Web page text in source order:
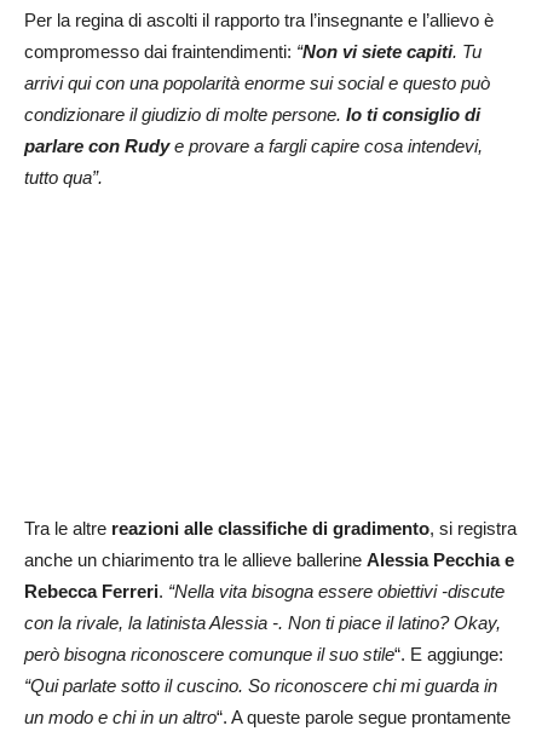
Per la regina di ascolti il rapporto tra l’insegnante e l’allievo è
compromesso dai fraintendimenti: “Non vi siete capiti. Tu
arrivi qui con una popolarità enorme sui social e questo può
condizionare il giudizio di molte persone. Io ti consiglio di
parlare con Rudye provare a fargli capire cosa intendevi,
tutto qua”.
Tra le altre reazioni alle classifiche di gradimento, si registra
anche un chiarimento tra le allieve ballerine Alessia Pecchia e
Rebecca Ferreri. “Nella vita bisogna essere obiettivi -discute
con la rivale, la latinista Alessia -. Non ti piace il latino? Okay,
però bisogna riconoscere comunque il suo stile“. E aggiunge:
“Qui parlate sotto il cuscino. So riconoscere chi mi guarda in
un modo e chi in un altro“. A queste parole segue prontamente